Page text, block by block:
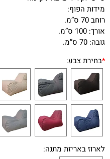
מידות הפוף:
רוחב 70 ס”מ.
אורך: 100 ס”מ.
גובה: 70 ס”מ.
*בחירת צבע:
לארוז באריזת מתנה: